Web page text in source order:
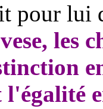
pour lui
, les